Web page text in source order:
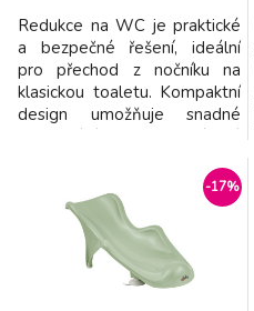
Redukce na WC je praktické
a bezpečné řešení, ideální
pro přechod z nočníku na
klasickou toaletu. Kompaktní
design umožňuje snadné
důrazem na pohodlí a
bezpečnost dětí. Vlastnosti: -
Kompatibilní s různými typy
toalet – pevný a stabilní -
Okraj ze silikonového
materiálu - bezpečný a
-17%